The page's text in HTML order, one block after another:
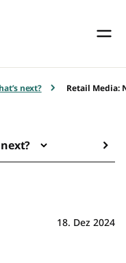
next? Retail Media:
18. Dez 2024